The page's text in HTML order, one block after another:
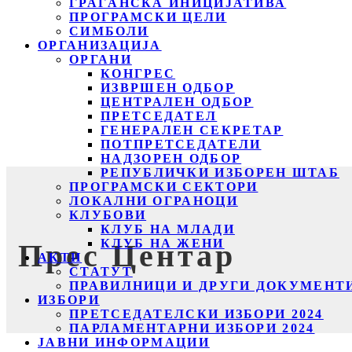
ГРАЃАНСКА ИНИЦИЈАТИВА
ПРОГРАМСКИ ЦЕЛИ
СИМБОЛИ
ОРГАНИЗАЦИЈА
ОРГАНИ
КОНГРЕС
ИЗВРШЕН ОДБОР
ЦЕНТРАЛЕН ОДБОР
ПРЕТСЕДАТЕЛ
ГЕНЕРАЛЕН СЕКРЕТАР
ПОТПРЕТСЕДАТЕЛИ
НАДЗОРЕН ОДБОР
РЕПУБЛИЧКИ ИЗБОРЕН ШТАБ
ПРОГРАМСКИ СЕКТОРИ
ЛОКАЛНИ ОГРАНОЦИ
КЛУБОВИ
КЛУБ НА МЛАДИ
КЛУБ НА ЖЕНИ
АКТИ
СТАТУТ
ПРАВИЛНИЦИ И ДРУГИ
ИЗБОРИ
ПРЕТСЕДАТЕЛСКИ ИЗБОРИ 2024
ПАРЛАМЕНТАРНИ ИЗБОРИ 2024
ЈАВНИ ИНФОРМАЦИИ
Прес Центар